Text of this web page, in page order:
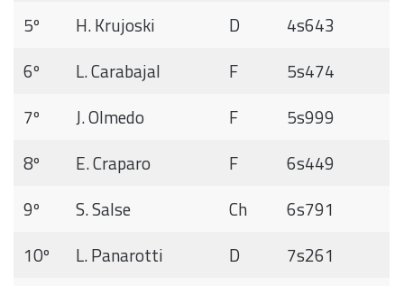
5º H. Krujoski D
4s643
6º
L. Carabajal F
5s474
7º
J. Olmedo F
5s999
8º
E. Craparo F
6s449
9º
S. Salse Ch
6s791
10º
L. Panarotti D
7s261